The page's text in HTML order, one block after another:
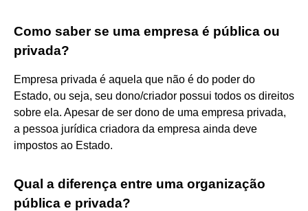
Como saber se uma empresa é pública ou
privada?
Empresa privada é aquela que não é do poder do
Estado, ou seja, seu dono/criador possui todos os direitos
sobre ela. Apesar de ser dono de uma empresa privada,
a pessoa jurídica criadora da empresa ainda deve
impostos ao Estado.
Qual a diferença entre uma organização
pública e privada?